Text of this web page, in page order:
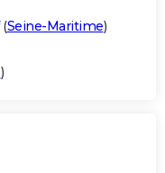
(Seine-Maritime)
)